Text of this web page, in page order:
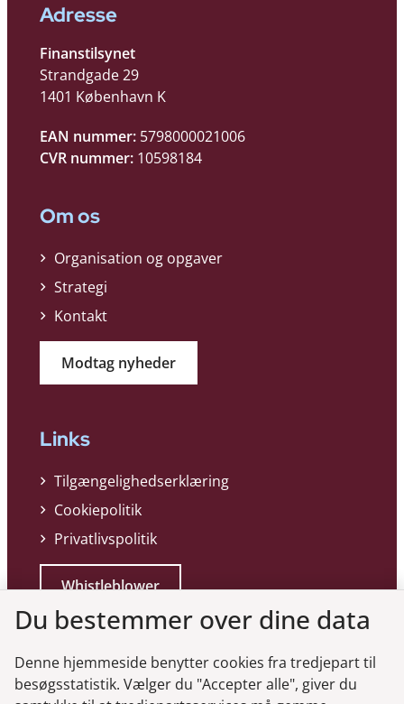
Adresse
Finanstilsynet
Strandgade 29
1401 København K
EAN nummer: 5798000021006
CVR nummer: 10598184
Om os
Organisation og opgaver
Strategi
Kontakt
Modtag nyheder
Links
Tilgængelighedserklæring
Cookiepolitik
Privatlivspolitik
Whistleblower
Du bestemmer over dine data
Denne hjemmeside benytter cookies fra tredjepart til
besøgsstatistik. Vælger du "Accepter alle", giver du